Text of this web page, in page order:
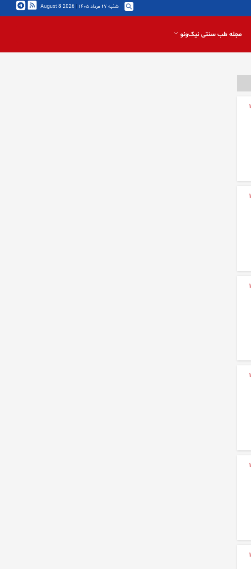
شنبه ۱۷ مرداد ۱۴۰۵ |
2026 August 8
مجله طب سنتی نیک‌ونو